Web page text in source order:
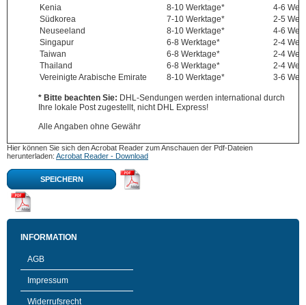
Kenia
8-10 Werktage*
4-6
Südkorea
7-10 Werktage*
2-5
Neuseeland
8-10 Werktage*
4-6
Singapur
6-8 Werktage*
2-4
Taiwan
6-8 Werktage*
2-4
Thailand
6-8 Werktage*
2-4
Vereinigte Arabische Emirate
8-10 Werktage* 3-6
* Bitte beachten Sie: DHL-Sendungen werden international durch
Ihre lokale Post zugestellt, nicht DHL Express!
Alle Angaben ohne Gewähr
Hier können Sie sich den Acrobat Reader zum Anschauen der Pdf-Dateien
herunterladen: Acrobat Reader - Download
SPEICHERN
INFORMATION
AGB
Impressum
Widerrufsrecht